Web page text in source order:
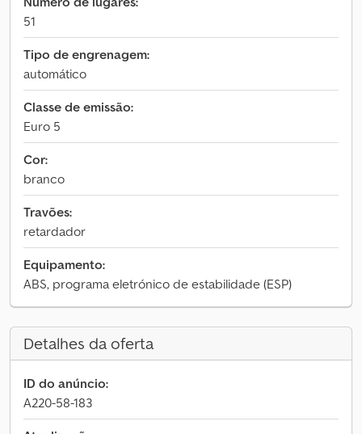
51
Tipo de engrenagem:
automático
Classe de emissão:
Euro 5
Cor:
branco
Travões:
retardador
Equipamento:
ABS, programa eletrónico de estabilidade (ESP)
Detalhes da oferta
ID do anúncio:
A220-58-183